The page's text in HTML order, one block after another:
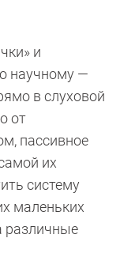
и
научному —
в слуховой
от
пассивное
их
систему
маленьких
различные